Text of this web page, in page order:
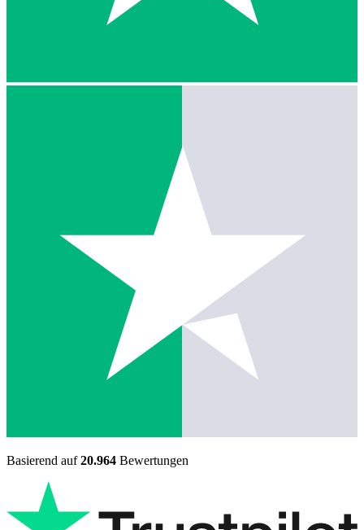
Basierend auf20.964 Bewertungen